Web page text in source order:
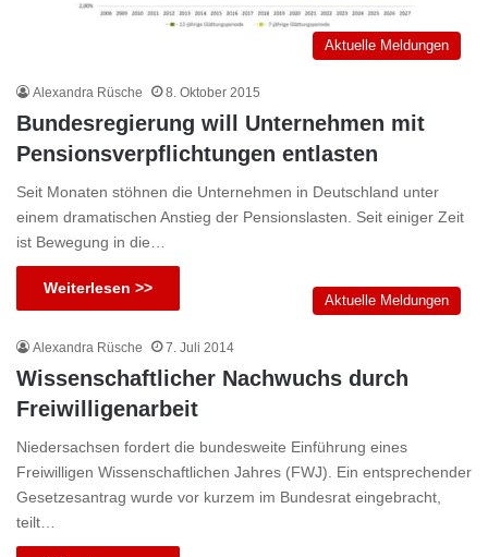
Aktuelle Meldungen
Alexandra Rüsche 8. Oktober 2015
Bundesregierung will Unternehmen mit
Pensionsverpflichtungen entlasten
Seit Monaten stöhnen die Unternehmen in Deutschland unter
einem dramatischen Anstieg der Pensionslasten. Seit einiger Zeit
ist Bewegung in die…
Weiterlesen >>
Aktuelle Meldungen
Alexandra Rüsche 7. Juli 2014
Wissenschaftlicher Nachwuchs durch
Freiwilligenarbeit
Niedersachsen fordert die bundesweite Einführung eines
Freiwilligen Wissenschaftlichen Jahres (FWJ). Ein entsprechender
Gesetzesantrag wurde vor kurzem im Bundesrat eingebracht,
teilt…